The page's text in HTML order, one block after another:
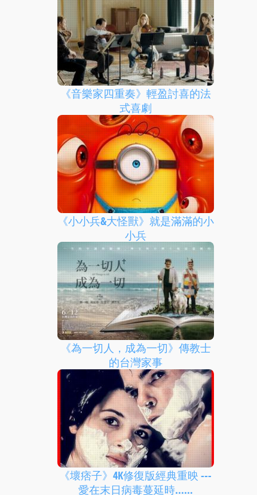
《音樂家四重奏》輕盈討喜的法
式喜劇
《小小兵&大怪獸》就是滿滿的小
小兵
《為一切人，成為一切》傳教士
的台灣家事
《壞痞子》4K修復版經典重映 ---
愛在末日病毒蔓延時...…